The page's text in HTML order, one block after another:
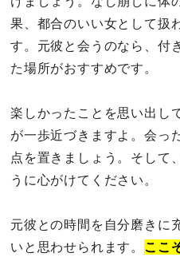
果、都合のいい女として扱
す。元彼と会うのなら、付
た場所がおすすめです。
楽しかったことを思い出し
が一歩近づきますよ。会っ
点を置きましょう。そして
うに心がけてください。
元彼との時間を自分磨きに
いと思わせられます。 ここ